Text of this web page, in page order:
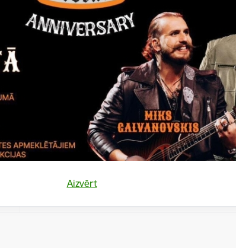
Aizvērt
Reģistrē unikālu ID, kas tiek izmantots statistisko
par to, kā apmeklētājs izmanto vietni.
Reģistrē unikālu ID priekš jaunākās GA 4 versijas,
izmantots statistisko datu iegūšanai par to, kā
Šīs sīkdatnes ir paredzētas tādu vietņu un satura
kas jūs interesē mūsu vietnē, izmantojot trešo
tīklus vai citas vietnes.
Cookie is needed for all users for sharing content